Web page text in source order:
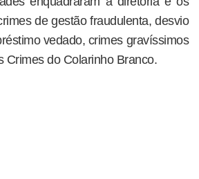
de gestão fraudulenta, desvio
vedado, crimes gravíssimos
Crimes do Colarinho Branco.